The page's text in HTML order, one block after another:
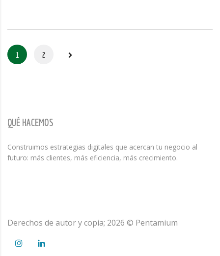
1 2
QUÉ HACEMOS
Construimos estrategias digitales que acercan tu negocio al
futuro: más clientes, más eficiencia, más crecimiento.
Derechos de autor y copia; 2026 © Pentamium